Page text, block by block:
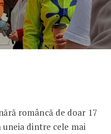
Potolea de
româncă de doar 17
dintre cele mai